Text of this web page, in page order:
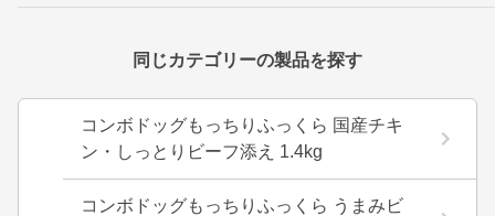
同じカテゴリーの製品を探す
コンボドッグもっちりふっくら 国産チキ
ン・しっとりビーフ添え 1.4kg
コンボドッグもっちりふっくら うまみビ